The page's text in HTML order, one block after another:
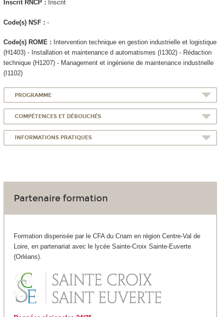
Inscrit RNCP : Inscrit
Code(s) NSF : -
Code(s) ROME : Intervention technique en gestion industrielle et logistique
(H1403) - Installation et maintenance d automatismes (I1302) - Rédaction
technique (H1207) - Management et ingénierie de maintenance industrielle
(I1102)
PROGRAMME
COMPÉTENCES ET DÉBOUCHÉS
INFORMATIONS PRATIQUES
Partenaire formation
Formation dispensée par le CFA du Cnam en région Centre-Val de
Loire, en partenariat avec le lycée Sainte-Croix Sainte-Euverte
(Orléans).